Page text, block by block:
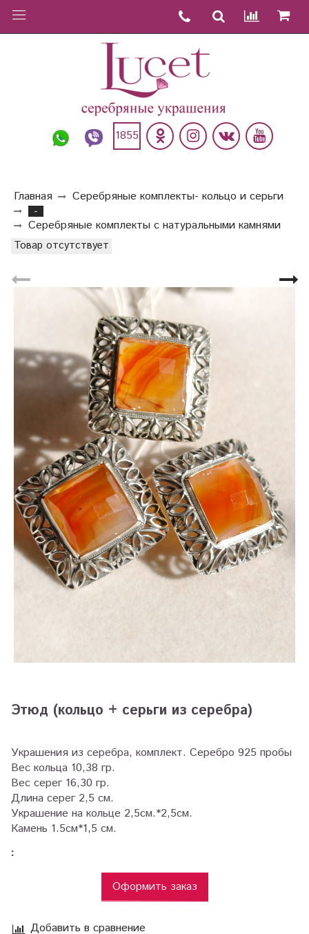
1855
Главная
Серебряные комплекты- кольцо и серьги
-
Серебряные комплекты с натуральными камнями
Товар отсутствует
Этюд (кольцо + серьги из серебра)
Украшения из серебра, комплект. Серебро 925 пробы
Вес кольца 10,38 гр.
Вес серег 16,30 гр.
Длина серег 2,5 см.
Украшение на кольце 2,5см.*2,5см.
Камень 1.5см*1,5 см.
:
Оформить заказ
Добавить в сравнение